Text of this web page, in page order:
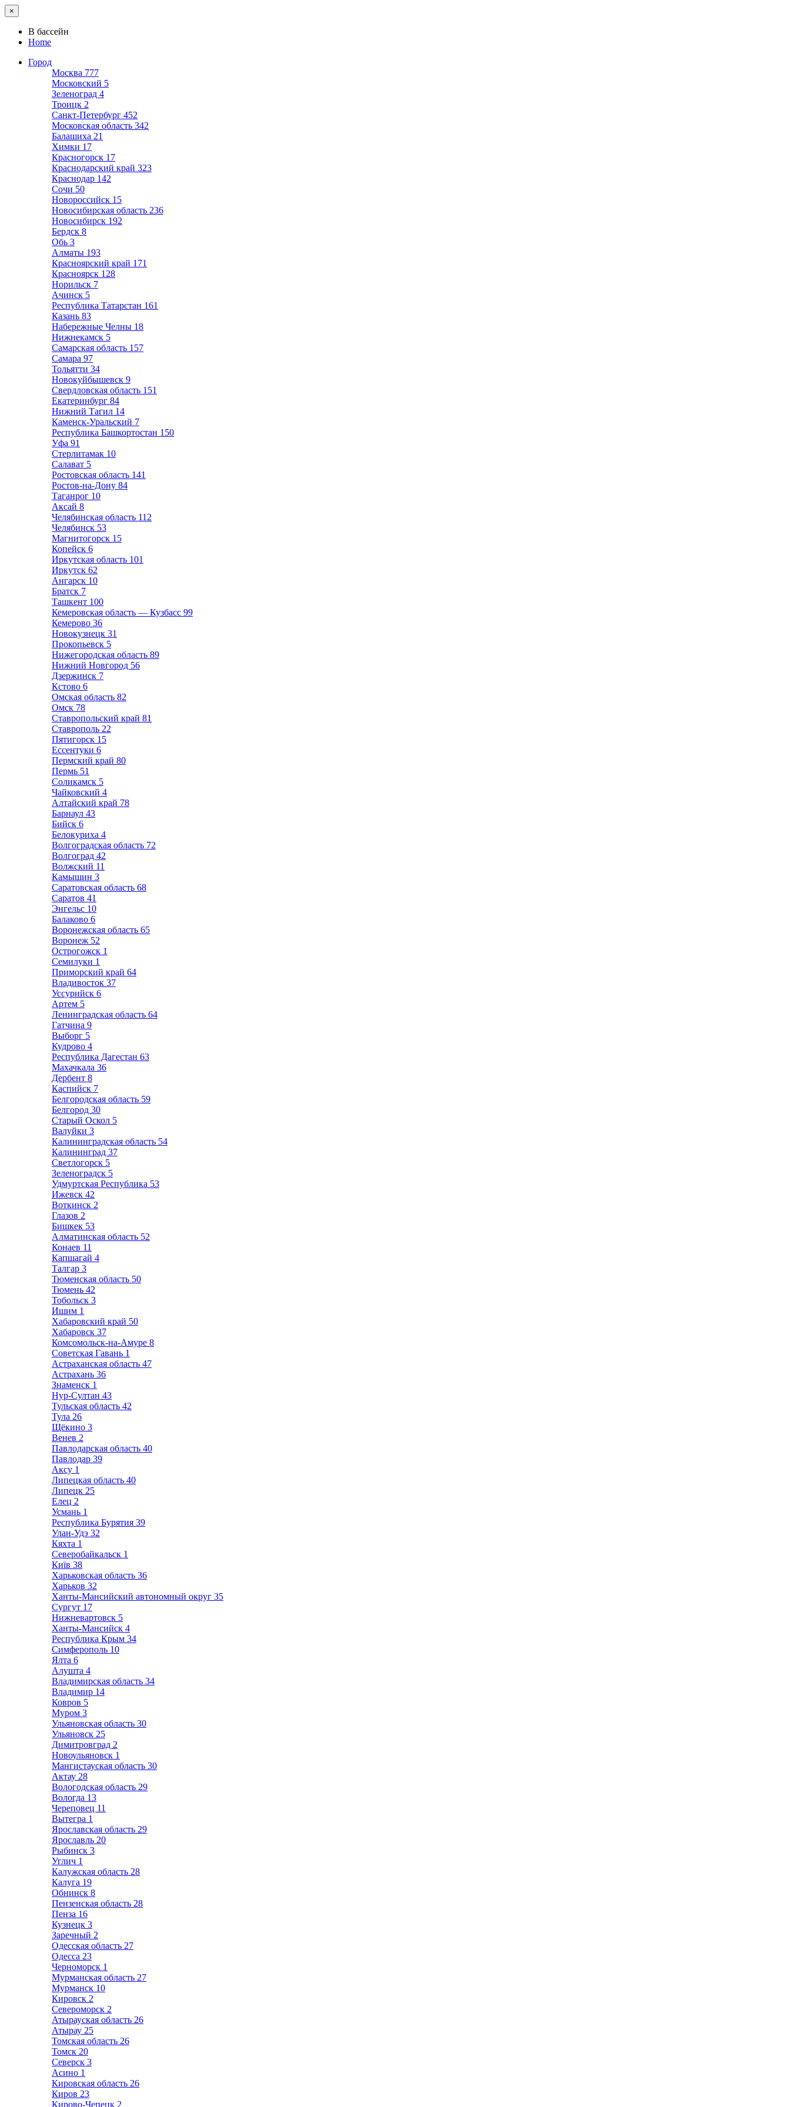
×
В бассейн
Home
Город
Москва 777
Московский 5
Зеленоград 4
Троицк 2
Санкт-Петербург 452
Московская область 342
Балашиха 21
Химки 17
Красногорск 17
Краснодарский край 323
Краснодар 142
Сочи 50
Новороссийск 15
Новосибирская область 236
Новосибирск 192
Бердск 8
Обь 3
Алматы 193
Красноярский край 171
Красноярск 128
Норильск 7
Ачинск 5
Республика Татарстан 161
Казань 83
Набережные Челны 18
Нижнекамск 5
Самарская область 157
Самара 97
Тольятти 34
Новокуйбышевск 9
Свердловская область 151
Екатеринбург 84
Нижний Тагил 14
Каменск-Уральский 7
Республика Башкортостан 150
Уфа 91
Стерлитамак 10
Салават 5
Ростовская область 141
Ростов-на-Дону 84
Таганрог 10
Аксай 8
Челябинская область 112
Челябинск 53
Магнитогорск 15
Копейск 6
Иркутская область 101
Иркутск 62
Ангарск 10
Братск 7
Ташкент 100
Кемеровская область — Кузбасс 99
Кемерово 36
Новокузнецк 31
Прокопьевск 5
Нижегородская область 89
Нижний Новгород 56
Дзержинск 7
Кстово 6
Омская область 82
Омск 78
Ставропольский край 81
Ставрополь 22
Пятигорск 15
Ессентуки 6
Пермский край 80
Пермь 51
Соликамск 5
Чайковский 4
Алтайский край 78
Барнаул 43
Бийск 6
Белокуриха 4
Волгоградская область 72
Волгоград 42
Волжский 11
Камышин 3
Саратовская область 68
Саратов 41
Энгельс 10
Балаково 6
Воронежская область 65
Воронеж 52
Острогожск 1
Семилуки 1
Приморский край 64
Владивосток 37
Уссурийск 6
Артем 5
Ленинградская область 64
Гатчина 9
Выборг 5
Кудрово 4
Республика Дагестан 63
Махачкала 36
Дербент 8
Каспийск 7
Белгородская область 59
Белгород 30
Старый Оскол 5
Валуйки 3
Калининградская область 54
Калининград 37
Светлогорск 5
Зеленоградск 5
Удмуртская Республика 53
Ижевск 42
Воткинск 2
Глазов 2
Бишкек 53
Алматинская область 52
Конаев 11
Капшагай 4
Талгар 3
Тюменская область 50
Тюмень 42
Тобольск 3
Ишим 1
Хабаровский край 50
Хабаровск 37
Комсомольск-на-Амуре 8
Советская Гавань 1
Астраханская область 47
Астрахань 36
Знаменск 1
Нур-Султан 43
Тульская область 42
Тула 26
Щёкино 3
Венев 2
Павлодарская область 40
Павлодар 39
Аксу 1
Липецкая область 40
Липецк 25
Елец 2
Усмань 1
Республика Бурятия 39
Улан-Удэ 32
Кяхта 1
Северобайкальск 1
Київ 38
Харьковская область 36
Харьков 32
Ханты-Мансийский автономный округ 35
Сургут 17
Нижневартовск 5
Ханты-Мансийск 4
Республика Крым 34
Симферополь 10
Ялта 6
Алушта 4
Владимирская область 34
Владимир 14
Ковров 5
Муром 3
Ульяновская область 30
Ульяновск 25
Димитровград 2
Новоульяновск 1
Мангистауская область 30
Актау 28
Вологодская область 29
Вологда 13
Череповец 11
Вытегра 1
Ярославская область 29
Ярославль 20
Рыбинск 3
Углич 1
Калужская область 28
Калуга 19
Обнинск 8
Пензенская область 28
Пенза 16
Кузнецк 3
Заречный 2
Одесская область 27
Одесса 23
Черноморск 1
Мурманская область 27
Мурманск 10
Кировск 2
Североморск 2
Атырауская область 26
Атырау 25
Томская область 26
Томск 20
Северск 3
Асино 1
Кировская область 26
Киров 23
Кирово-Чепецк 2